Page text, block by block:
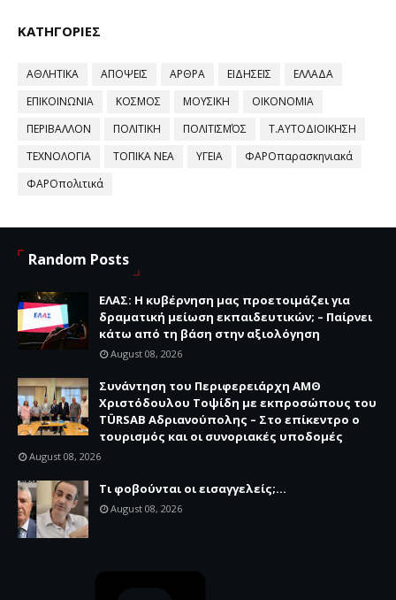
ΚΑΤΗΓΟΡΙΕΣ
ΑΘΛΗΤΙΚΑ ΑΠΟΨΕΙΣ ΑΡΘΡΑ ΕΙΔΗΣΕΙΣ
ΕΛΛΑΔΑ
ΕΠΙΚΟΙΝΩΝΙΑ
ΚΟΣΜΟΣ ΜΟΥΣΙΚΗ
ΟΙΚΟΝΟΜΙΑ
ΠΕΡΙΒΑΛΛΟΝ
ΠΟΛΙΤΙΚΗ ΠΟΛΙΤΙΣΜΌΣ
Τ.ΑΥΤΟΔΙΟΙΚΗΣΗ
ΤΕΧΝΟΛΟΓΙΑ
ΤΟΠΙΚΑ ΝΕΑ ΥΓΕΙΑ
ΦΑΡΟπαρασκηνιακά
ΦΑΡΟπολιτικά
Random Posts
ΕΛΑΣ: Η κυβέρνηση μας προετοιμάζει για
δραματική μείωση εκπαιδευτικών; – Παίρνει
κάτω από τη βάση στην αξιολόγηση
August 08, 2026
Συνάντηση του Περιφερειάρχη ΑΜΘ
Χριστόδουλου Τοψίδη με εκπροσώπους του
TÜRSAB Αδριανούπολης – Στο επίκεντρο ο
τουρισμός και οι συνοριακές υποδομές
August 08, 2026
Τι φοβούνται οι εισαγγελείς;...
August 08, 2026